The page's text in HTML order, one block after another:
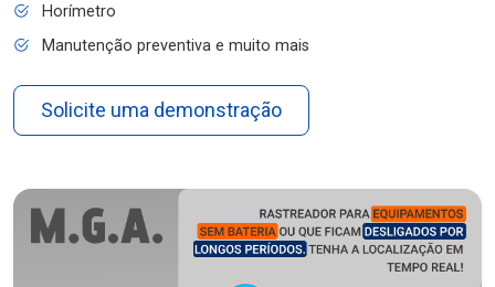
Horímetro
Manutenção preventiva e muito mais
Solicite uma demonstração